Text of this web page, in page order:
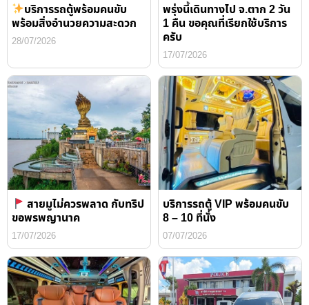
บริการรถตู้พร้อมคนขับ
พร้อมสิ่งอำนวยความสะดวก
28/07/2026
พรุ่งนี้เดินทางไป จ.ตาก 2 วัน
1 คืน ขอคุณที่เรียกใช้บริการ
ครับ
17/07/2026
สายมูไม่ควรพลาด กับทริป
ขอพรพญานาค
17/07/2026
บริการรถตู้ VIP พร้อมคนขับ
8 – 10 ที่นั่ง
07/07/2026